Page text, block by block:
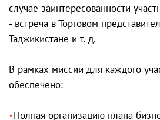
случае заинтересованности
- встреча в Торговом
Таджикистане и т. д.
В рамках миссии для каждого
обеспечено:
Полная организацию плана